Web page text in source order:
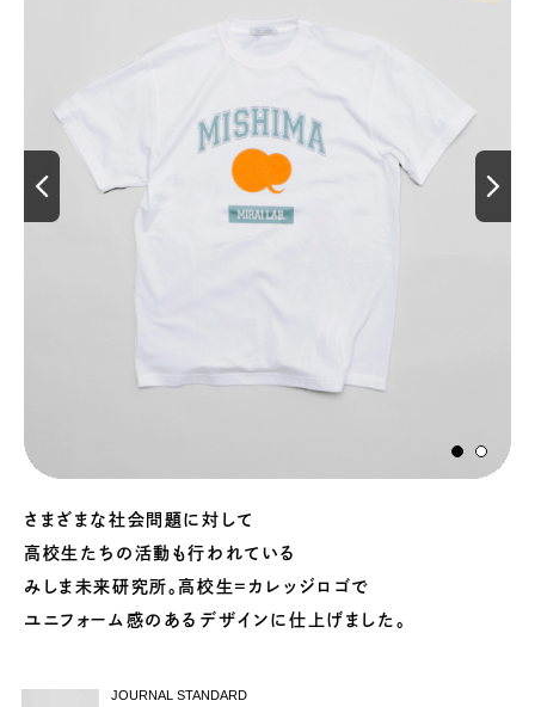
さまざまな社会問題に対して
高校生たちの活動も行われている
みしま未来研究所。高校生=カレッジロゴで
ユニフォーム感のあるデザインに仕上げました。
JOURNAL STANDARD